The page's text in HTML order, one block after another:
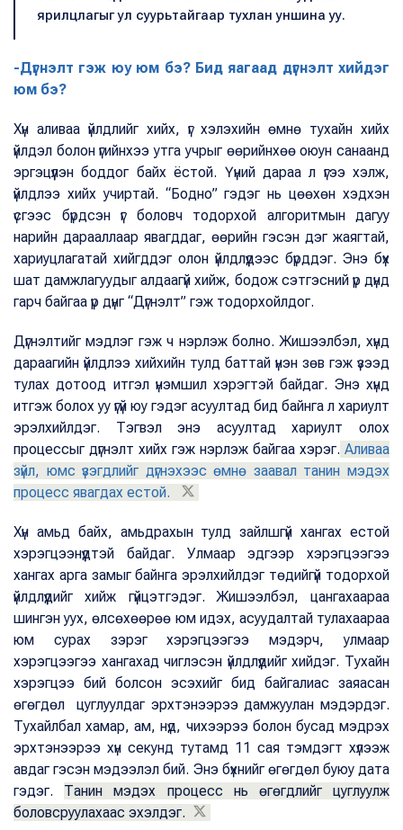
ярилцлагыг ул суурьтайгаар тухлан уншина уу.
-Дүгнэлт гэж юу юм бэ? Бид яагаад дүгнэлт хийдэг
юм бэ?
Хүн аливаа үйлдлийг хийх, үг хэлэхийн өмнө тухайн хийх
үйлдэл болон үгийнхээ утга учрыг өөрийнхөө оюун санаанд
эргэцүүлэн боддог байх ёстой. Үүний дараа л үгээ хэлж,
үйлдлээ хийх учиртай. “Бодно” гэдэг нь цөөхөн хэдхэн
үсгээс бүрдсэн үг боловч тодорхой алгоритмын дагуу
нарийн дарааллаар явагддаг, өөрийн гэсэн дэг жаягтай,
хариуцлагатай хийгддэг олон үйлдлүүдээс бүрддэг. Энэ бүх
шат дамжлагуудыг алдаагүй хийж, бодож сэтгэсний үр дүнд
гарч байгаа үр дүнг “Дүгнэлт” гэж тодорхойлдог.
Дүгнэлтийг мэдлэг гэж ч нэрлэж болно. Жишээлбэл, хүнд
дараагийн үйлдлээ хийхийн тулд баттай үнэн зөв гэж үзээд
тулах дотоод итгэл үнэмшил хэрэгтэй байдаг. Энэ хүнд
итгэж болох уу үгүй юу гэдэг асуултад бид байнга л хариулт
эрэлхийлдэг. Тэгвэл энэ асуултад хариулт олох
процессыг дүгнэлт хийх гэж нэрлэж байгаа хэрэг. Аливаа
зүйл, юмс үзэгдлийг дүгнэхээс өмнө заавал танин мэдэх
процесс явагдах естой.
Хүн амьд байх, амьдрахын тулд зайлшгүй хангах естой
хэрэгцээнүүдтэй байдаг. Улмаар эдгээр хэрэгцээгээ
хангах арга замыг байнга эрэлхийлдэг төдийгүй тодорхой
үйлдлүүдийг хийж гүйцэтгэдэг. Жишээлбэл, цангахаараа
шингэн уух, өлсөхөөрөө юм идэх, асуудалтай тулахаараа
юм сурах зэрэг хэрэгцээгээ мэдэрч, улмаар
хэрэгцээгээ хангахад чиглэсэн үйлдлүүдийг хийдэг. Тухайн
хэрэгцээ бий болсон эсэхийг бид байгалиас заяасан
өгөгдөл цуглуулдаг эрхтэнээрээ дамжуулан мэдэрдэг.
Тухайлбал хамар, ам, нүд, чихээрээ болон бусад мэдрэх
эрхтэнээрээ хүн секунд тутамд 11 сая тэмдэгт хүлээж
авдаг гэсэн мэдээлэл бий. Энэ бүхнийг өгөгдөл буюу дата
гэдэг. Танин мэдэх процесс нь өгөгдлийг цуглуулж
боловсруулахаас эхэлдэг.